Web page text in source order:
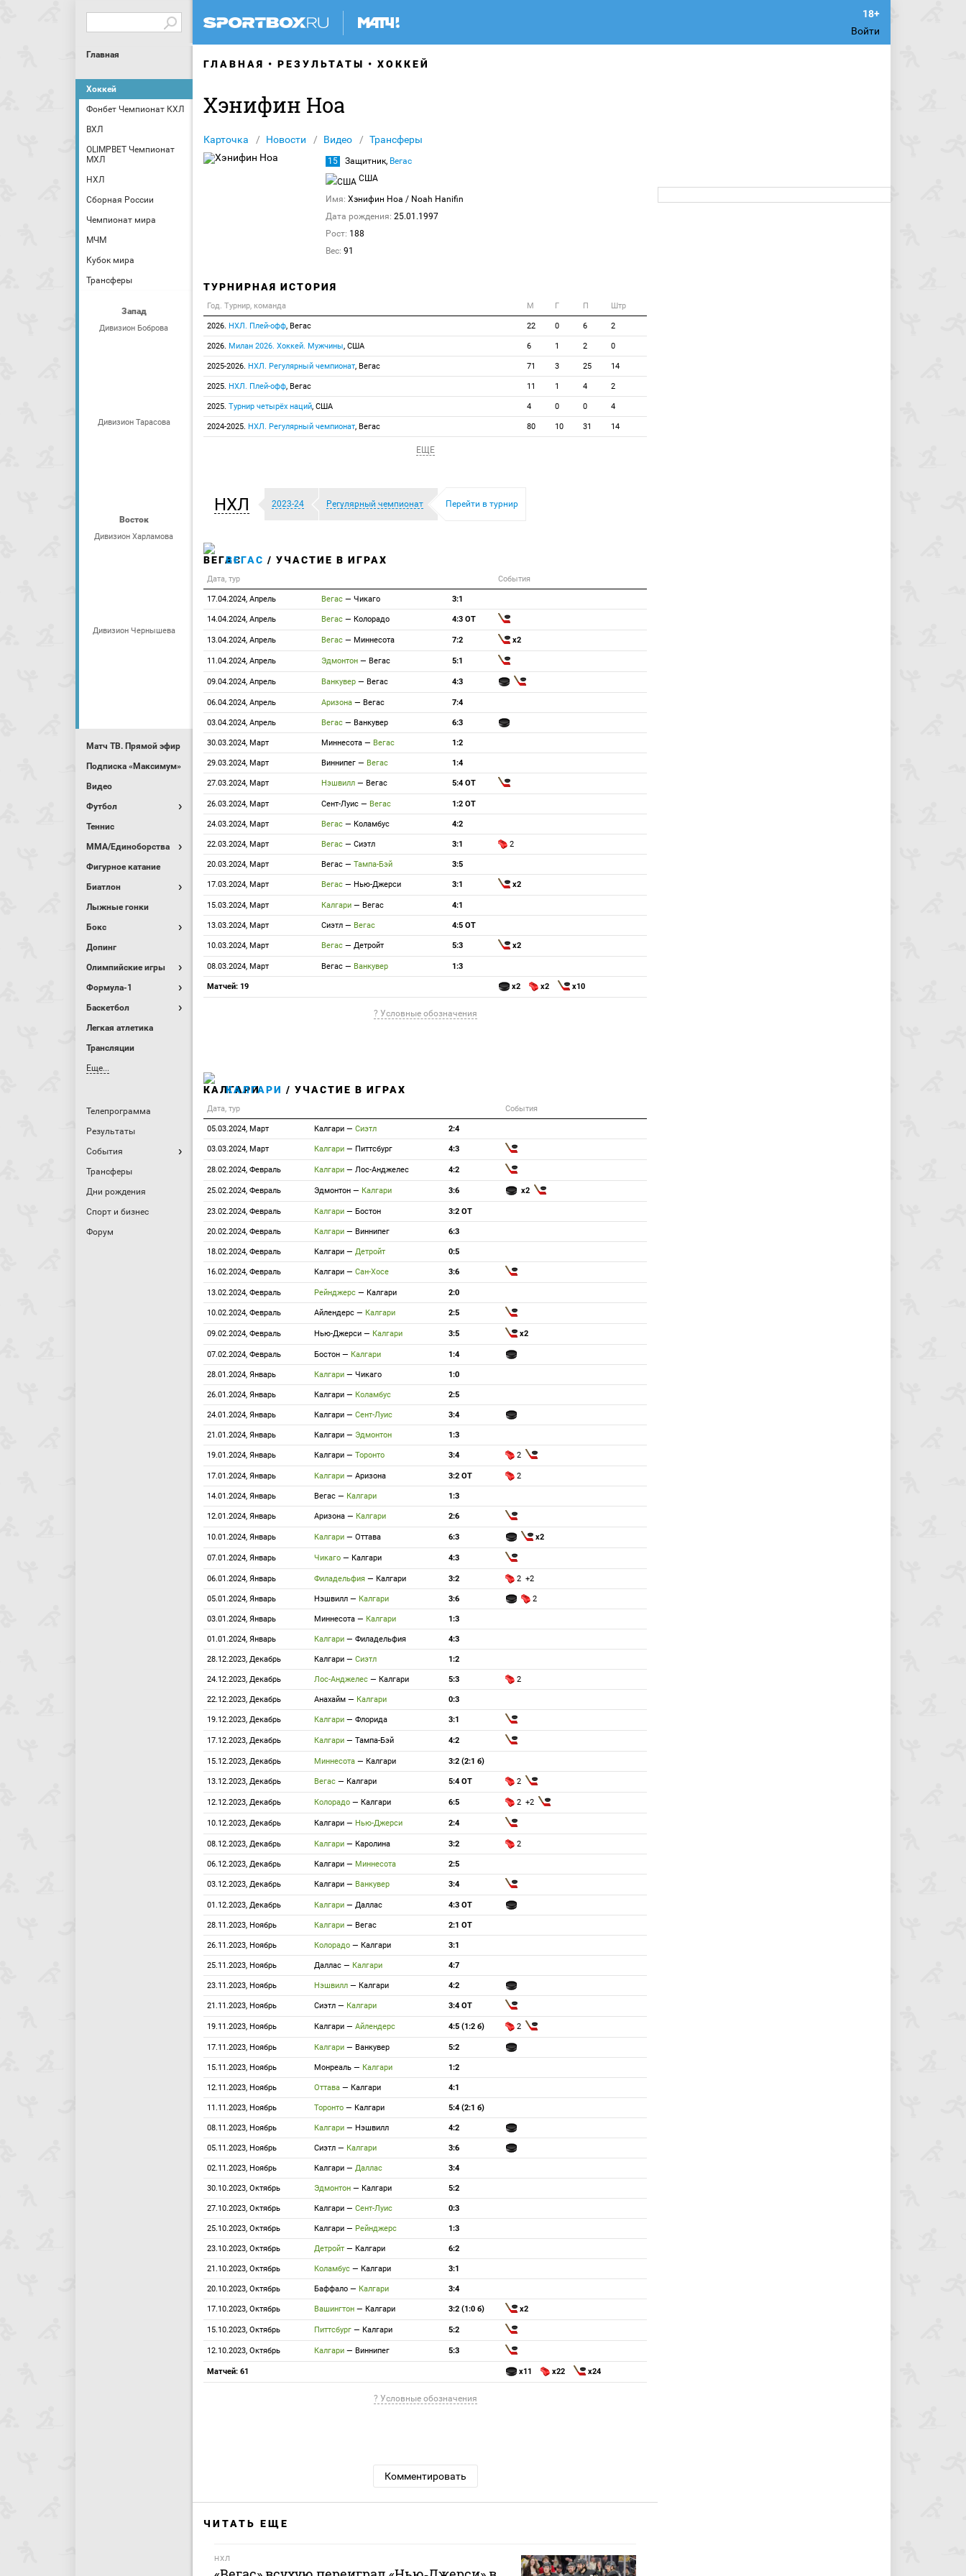
Войти
Главная
Хоккей
Фонбет Чемпионат КХЛ
ВХЛ
OLIMPBET Чемпионат
МХЛ
НХЛ
Сборная России
Чемпионат мира
МЧМ
Кубок мира
Трансферы
Запад
Дивизион Боброва
Дивизион Тарасова
Восток
Дивизион Харламова
Дивизион Чернышева
Матч ТВ. Прямой эфир
Подписка «Максимум»
Видео
Футбол
Теннис
MMA/Единоборства
Фигурное катание
Биатлон
Лыжные гонки
Бокс
Допинг
Олимпийские игры
Формула-1
Баскетбол
Легкая атлетика
Трансляции
Еще...
Телепрограмма
Результаты
События
Трансферы
Дни рождения
Спорт и бизнес
Форум
ГЛАВНАЯ РЕЗУЛЬТАТЫ ХОККЕЙ
Хэнифин Ноа
Карточка Новости Видео Трансферы
15 Защитник, Вегас
США
Имя: Хэнифин Ноа / Noah Hanifin
Дата рождения: 25.01.1997
Рост: 188
Вес: 91
ТУРНИРНАЯ ИСТОРИЯ
Год. Турнир, команда М Г П Штр
2026. НХЛ. Плей-офф, Вегас 22 0 6 2
2026. Милан 2026. Хоккей. Мужчины, США 6 1 2 0
2025-2026. НХЛ. Регулярный чемпионат, Вегас 71 3 25 14
2025. НХЛ. Плей-офф, Вегас 11 1 4 2
2025. Турнир четырёх наций, США 4 0 0 4
2024-2025. НХЛ. Регулярный чемпионат, Вегас 80 10 31 14
ЕЩЕ
НХЛ 2023-24 Регулярный чемпионат Перейти в турнир
ВЕГАС / УЧАСТИЕ В ИГРАХ
Дата, тур События
17.04.2024, Апрель Вегас — Чикаго 3:1
14.04.2024, Апрель Вегас — Колорадо 4:3 ОТ
13.04.2024, Апрель Вегас — Миннесота 7:2 x2
11.04.2024, Апрель Эдмонтон — Вегас 5:1
09.04.2024, Апрель Ванкувер — Вегас 4:3
06.04.2024, Апрель Аризона — Вегас 7:4
03.04.2024, Апрель Вегас — Ванкувер 6:3
30.03.2024, Март Миннесота — Вегас 1:2
29.03.2024, Март Виннипег — Вегас 1:4
27.03.2024, Март Нэшвилл — Вегас 5:4 ОТ
26.03.2024, Март Сент-Луис — Вегас 1:2 ОТ
24.03.2024, Март Вегас — Коламбус 4:2
22.03.2024, Март Вегас — Сиэтл 3:1 2
20.03.2024, Март Вегас — Тампа-Бэй 3:5
17.03.2024, Март Вегас — Нью-Джерси 3:1 x2
15.03.2024, Март Калгари — Вегас 4:1
13.03.2024, Март Сиэтл — Вегас 4:5 ОТ
10.03.2024, Март Вегас — Детройт 5:3 x2
08.03.2024, Март Вегас — Ванкувер 1:3
Матчей: 19 x2 x2 x10
? Условные обозначения
КАЛГАРИ / УЧАСТИЕ В ИГРАХ
Дата, тур События
05.03.2024, Март Калгари — Сиэтл 2:4
03.03.2024, Март Калгари — Питтсбург 4:3
28.02.2024, Февраль Калгари — Лос-Анджелес 4:2
25.02.2024, Февраль Эдмонтон — Калгари 3:6 x2
23.02.2024, Февраль Калгари — Бостон 3:2 ОТ
20.02.2024, Февраль Калгари — Виннипег 6:3
18.02.2024, Февраль Калгари — Детройт 0:5
16.02.2024, Февраль Калгари — Сан-Хосе 3:6
13.02.2024, Февраль Рейнджерс — Калгари 2:0
10.02.2024, Февраль Айлендерс — Калгари 2:5
09.02.2024, Февраль Нью-Джерси — Калгари 3:5 x2
07.02.2024, Февраль Бостон — Калгари 1:4
28.01.2024, Январь Калгари — Чикаго 1:0
26.01.2024, Январь Калгари — Коламбус 2:5
24.01.2024, Январь Калгари — Сент-Луис 3:4
21.01.2024, Январь Калгари — Эдмонтон 1:3
19.01.2024, Январь Калгари — Торонто 3:4 2
17.01.2024, Январь Калгари — Аризона 3:2 ОТ 2
14.01.2024, Январь Вегас — Калгари 1:3
12.01.2024, Январь Аризона — Калгари 2:6
10.01.2024, Январь Калгари — Оттава 6:3 x2
07.01.2024, Январь Чикаго — Калгари 4:3
06.01.2024, Январь Филадельфия — Калгари 3:2 2 +2
05.01.2024, Январь Нэшвилл — Калгари 3:6 2
03.01.2024, Январь Миннесота — Калгари 1:3
01.01.2024, Январь Калгари — Филадельфия 4:3
28.12.2023, Декабрь Калгари — Сиэтл 1:2
24.12.2023, Декабрь Лос-Анджелес — Калгари 5:3 2
22.12.2023, Декабрь Анахайм — Калгари 0:3
19.12.2023, Декабрь Калгари — Флорида 3:1
17.12.2023, Декабрь Калгари — Тампа-Бэй 4:2
15.12.2023, Декабрь Миннесота — Калгари 3:2 (2:1 б)
13.12.2023, Декабрь Вегас — Калгари 5:4 ОТ 2
12.12.2023, Декабрь Колорадо — Калгари 6:5 2 +2
10.12.2023, Декабрь Калгари — Нью-Джерси 2:4
08.12.2023, Декабрь Калгари — Каролина 3:2 2
06.12.2023, Декабрь Калгари — Миннесота 2:5
03.12.2023, Декабрь Калгари — Ванкувер 3:4
01.12.2023, Декабрь Калгари — Даллас 4:3 ОТ
28.11.2023, Ноябрь Калгари — Вегас 2:1 ОТ
26.11.2023, Ноябрь Колорадо — Калгари 3:1
25.11.2023, Ноябрь Даллас — Калгари 4:7
23.11.2023, Ноябрь Нэшвилл — Калгари 4:2
21.11.2023, Ноябрь Сиэтл — Калгари 3:4 ОТ
19.11.2023, Ноябрь Калгари — Айлендерс 4:5 (1:2 б) 2
17.11.2023, Ноябрь Калгари — Ванкувер 5:2
15.11.2023, Ноябрь Монреаль — Калгари 1:2
12.11.2023, Ноябрь Оттава — Калгари 4:1
11.11.2023, Ноябрь Торонто — Калгари 5:4 (2:1 б)
08.11.2023, Ноябрь Калгари — Нэшвилл 4:2
05.11.2023, Ноябрь Сиэтл — Калгари 3:6
02.11.2023, Ноябрь Калгари — Даллас 3:4
30.10.2023, Октябрь Эдмонтон — Калгари 5:2
27.10.2023, Октябрь Калгари — Сент-Луис 0:3
25.10.2023, Октябрь Калгари — Рейнджерс 1:3
23.10.2023, Октябрь Детройт — Калгари 6:2
21.10.2023, Октябрь Коламбус — Калгари 3:1
20.10.2023, Октябрь Баффало — Калгари 3:4
17.10.2023, Октябрь Вашингтон — Калгари 3:2 (1:0 б) x2
15.10.2023, Октябрь Питтсбург — Калгари 5:2
12.10.2023, Октябрь Калгари — Виннипег 5:3
Матчей: 61 x11 x22 x24
? Условные обозначения
Комментировать
ЧИТАТЬ ЕЩЕ
НХЛ